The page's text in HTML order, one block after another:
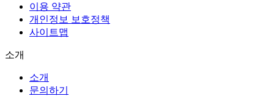
이용 약관
개인정보 보호정책
사이트맵
소개
소개
문의하기